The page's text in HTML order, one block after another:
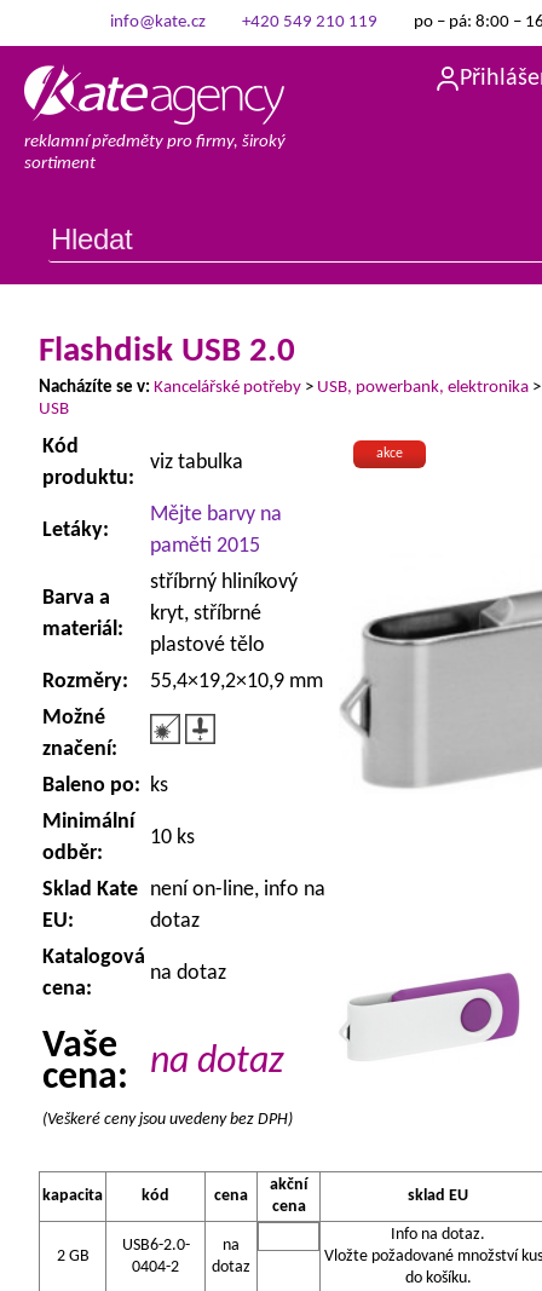
info@kate.cz +420 549 210 119 po – pá: 8:00 –
reklamní předměty pro firmy, široký
sortiment
Flashdisk USB 2.0
Nacházíte se v: Kancelářské potřeby > USB, powerbank, elektronika
USB
akce
Kód
produktu:
viz tabulka
Letáky:
Mějte barvy na
paměti 2015
Barva a
materiál:
stříbrný hliníkový
kryt, stříbrné
plastové tělo
Rozměry:
55,4×19,2×10,9 mm
Možné
značení:
Baleno po: ks
Minimální
odběr:
10 ks
Sklad Kate
EU:
není on-line, info na
dotaz
Katalogová
cena:
na dotaz
Vaše
cena:
na dotaz
(Veškeré ceny jsou uvedeny bez DPH)
kapacita kód cena
akční
cena
sklad EU
2 GB
USB6-2.0-
0404-2
na
dotaz
Info na dotaz.
Vložte požadované množství
do košíku.